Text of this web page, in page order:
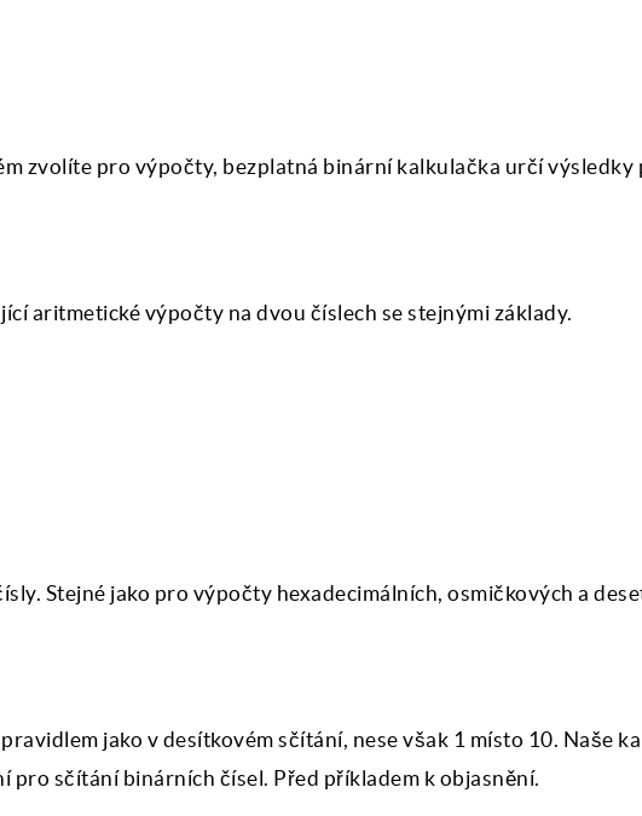
zvolíte pro výpočty, bezplatná binární kalkulačka určí výsledky
aritmetické výpočty na dvou číslech se stejnými základy.
Stejné jako pro výpočty hexadecimálních, osmičkových a
jako v desítkovém sčítání, nese však 1 místo 10. Naše
sčítání binárních čísel. Před příkladem k objasnění.